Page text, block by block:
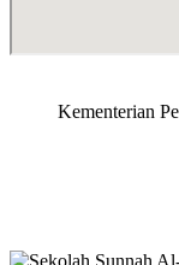
Kementerian